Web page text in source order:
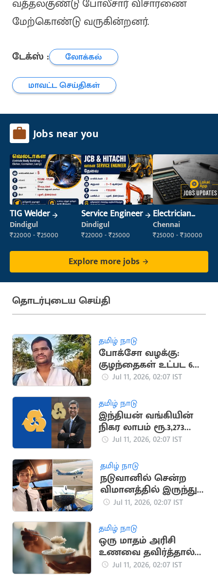
வத்தலகுண்டு போலீசார் விசாரணை
மேற்கொண்டு வருகின்றனர்.
டேக்ஸ் :
லோக்கல்
மாவட்ட செய்திகள்
Jobs near you
TIG Welder
Dindigul
₹22000 - ₹25000
Service Engineer
Dindigul
₹22000 - ₹25000
Electrician
(Construction)
Chennai
₹25000 - ₹30000
Explore more jobs
தொடர்புடைய செய்தி
தமிழ் நாடு
போக்சோ வழக்கு:
குழந்தைகள் உட்பட 6
பேரை கொன்ற
Jul 11, 2026, 02:07 IST
தமிழ் நாடு
இந்தியன் வங்கியின்
நிகர லாபம் ரூ.3,273
கோடியாக உயர்வு
Jul 11, 2026, 02:07 IST
தமிழ் நாடு
நடுவானில் சென்ற
விமானத்தில் இருந்து
குதித்த விமானி பலி
Jul 11, 2026, 02:07 IST
தமிழ் நாடு
ஒரு மாதம் அரிசி
உணவை தவிர்த்தால்
உடலில் நடக்கும்
Jul 11, 2026, 02:07 IST